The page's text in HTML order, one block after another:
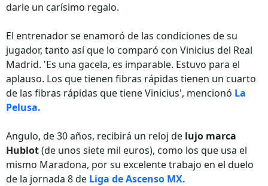
darle un carísimo regalo.
El entrenador se enamoró de las condiciones de su
jugador, tanto así que lo comparó con Vinicius del Real
Madrid. 'Es una gacela, es imparable. Estuvo para el
aplauso. Los que tienen fibras rápidas tienen un cuarto
de las fibras rápidas que tiene Vinicius', mencionó La
Pelusa.
Angulo, de 30 años, recibirá un reloj de lujo marca
Hublot(de unos siete mil euros), como los que usa el
mismo Maradona, por su excelente trabajo en el duelo
de la jornada 8 de Liga de Ascenso MX.